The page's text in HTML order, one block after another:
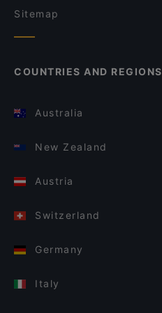
Sitemap
COUNTRIES AND REGIONS
Australia
New Zealand
Austria
Switzerland
Germany
Italy